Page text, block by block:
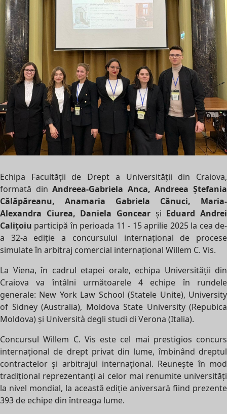
Echipa Facultății de Drept a Universității din Craiova,
formată dinAndreea-Gabriela Anca, Andreea Ștefania
Călăpăreanu, Anamaria Gabriela Cănuci, Maria-
Alexandra Ciurea, Daniela Goncear și Eduard Andrei
Calițoiu participă în perioada 11 - 15 aprilie 2025 la cea de-
a 32-a ediție a concursului internațional de procese
simulate în arbitraj comercial internațional Willem C. Vis.
La Viena, în cadrul etapei orale, echipa Universității din
Craiova va întâlni următoarele 4 echipe în rundele
generale: New York Law School (Statele Unite), University
of Sidney (Australia), Moldova State University (Repubica
Moldova) și Università degli studi di Verona (Italia).
Concursul Willem C. Vis este cel mai prestigios concurs
internațional de drept privat din lume, îmbinând dreptul
contractelor și arbitrajul internațional. Reunește în mod
tradițional reprezentanți ai celor mai renumite universități
la nivel mondial, la această ediție aniversară fiind prezente
393 de echipe din întreaga lume.